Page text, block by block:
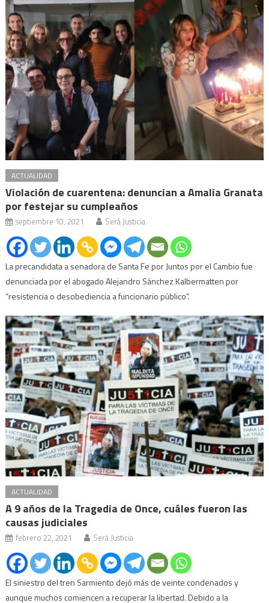
ACTUALIDAD
Violación de cuarentena: denuncian a Amalia Granata
por festejar su cumpleaños
septiembre 10, 2021 Será Justicia
La precandidata a senadora de Santa Fe por Juntos por el Cambio fue
denunciada por el abogado Alejandro Sánchez Kalbermatten por
“resistencia o desobediencia a funcionario público”.
ACTUALIDAD
A 9 años de la Tragedia de Once, cuáles fueron las
causas judiciales
febrero 22, 2021 Será Justicia
El siniestro del tren Sarmiento dejó más de veinte condenados y
aunque muchos comiencen a recuperar la libertad. Debido a la